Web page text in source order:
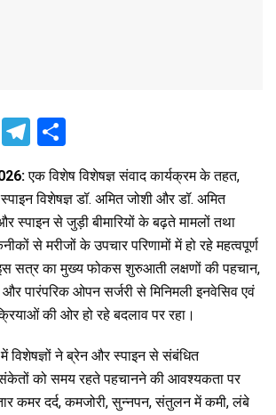
W T
el
e
gr
a
m
h
ar
e
एक विशेष विशेषज्ञ संवाद कार्यक्रम के तहत,
स्पाइन विशेषज्ञ डॉ. अमित जोशी और डॉ. अमित
स्पाइन से जुड़ी बीमारियों के बढ़ते मामलों तथा
से मरीजों के उपचार परिणामों में हो रहे महत्वपूर्ण
इस सत्र का मुख्य फोकस शुरुआती लक्षणों की पहचान,
पारंपरिक ओपन सर्जरी से मिनिमली इनवेसिव एवं
की ओर हो रहे बदलाव पर रहा।
विशेषज्ञों ने ब्रेन और स्पाइन से संबंधित
को समय रहते पहचानने की आवश्यकता पर
कमर दर्द, कमजोरी, सुन्नपन, संतुलन में कमी, लंबे